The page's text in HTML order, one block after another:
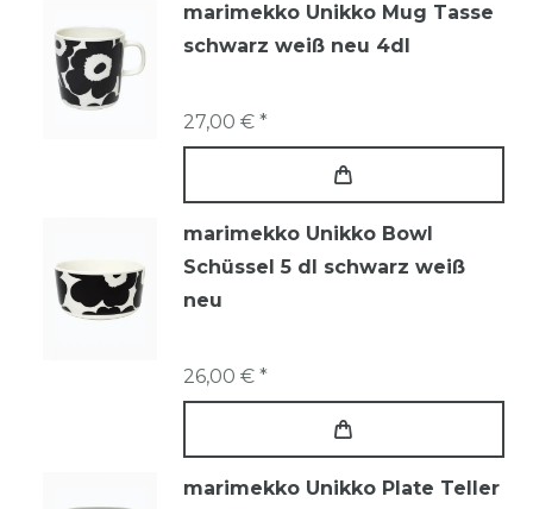
marimekko Unikko Mug Tasse
schwarz weiß neu 4dl
27,00 € *
marimekko Unikko Bowl
Schüssel 5 dl schwarz weiß
neu
26,00 € *
marimekko Unikko Plate Teller